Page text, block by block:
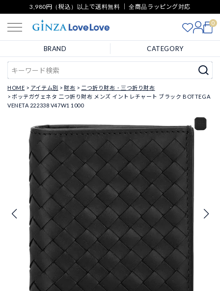
3,980円（税込）以上で送料無料 ｜ 全商品ラッピング対応
0
BRAND CATEGORY
HOME アイテム別 財布
二つ折り財布・三つ折り財布
ボッテガヴェネタ 二つ折り財布 メンズ イントレチャート ブラック BOTTEGA
VENETA 222338 V47W1 1000